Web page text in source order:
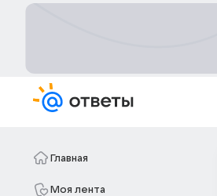
Главная
Моя лента